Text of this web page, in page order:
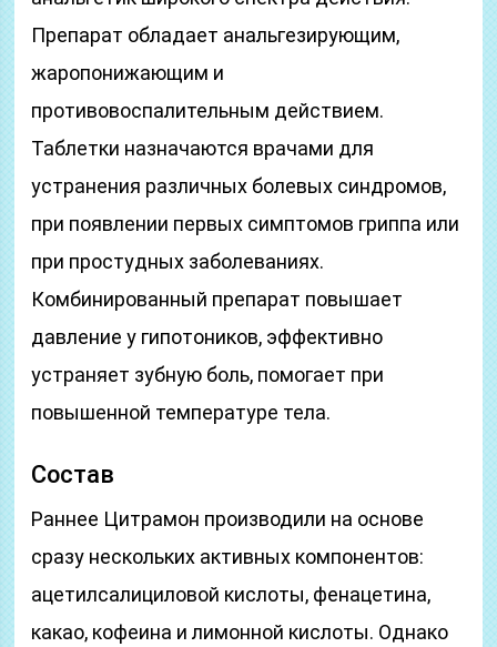
Препарат обладает анальгезирующим,
жаропонижающим и
противовоспалительным действием.
Таблетки назначаются врачами для
устранения различных болевых синдромов,
при появлении первых симптомов гриппа или
при простудных заболеваниях.
Комбинированный препарат повышает
давление у гипотоников, эффективно
устраняет зубную боль, помогает при
повышенной температуре тела.
Состав
Раннее Цитрамон производили на основе
сразу нескольких активных компонентов:
ацетилсалициловой кислоты, фенацетина,
какао, кофеина и лимонной кислоты. Однако